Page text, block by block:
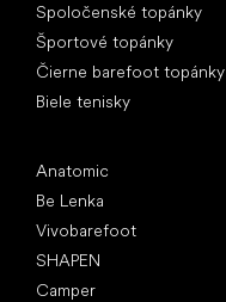
Spoločenské topánky
Športové topánky
Čierne barefoot topánky
Biele tenisky
Anatomic
Be Lenka
Vivobarefoot
SHAPEN
Camper